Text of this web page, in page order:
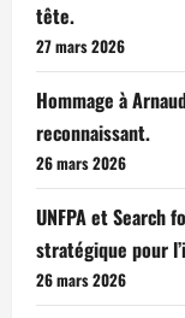
tête.
27 mars 2026
Hommage à
reconnaissant.
26 mars 2026
UNFPA et Search
stratégique pour
26 mars 2026